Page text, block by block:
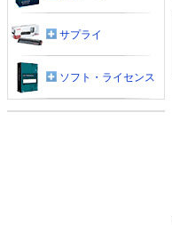
サプライ
ソフト・ライセンス